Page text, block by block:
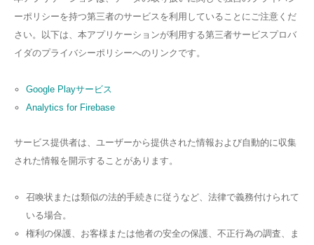
ーポリシーを持つ第三者のサービスを利用していることにご注意くだ
さい。以下は、本アプリケーションが利用する第三者サービスプロバ
イダのプライバシーポリシーへのリンクです。
Google Playサービス
Analytics for Firebase
サービス提供者は、ユーザーから提供された情報および自動的に収集
された情報を開示することがあります。
召喚状または類似の法的手続きに従うなど、法律で義務付けられて
いる場合。
権利の保護、お客様または他者の安全の保護、不正行為の調査、ま